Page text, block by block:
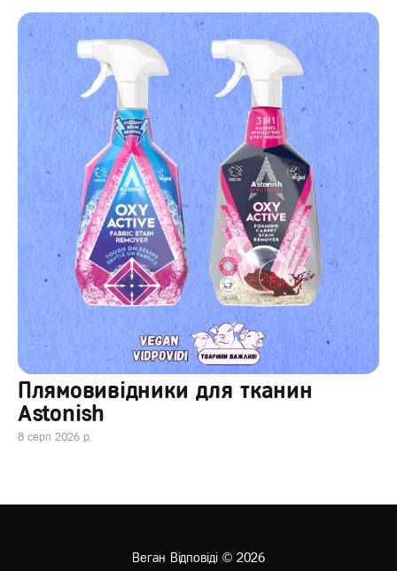
Плямовивідники для тканин
Astonish
8 серп 2026 р.
Веган Відповіді© 2026